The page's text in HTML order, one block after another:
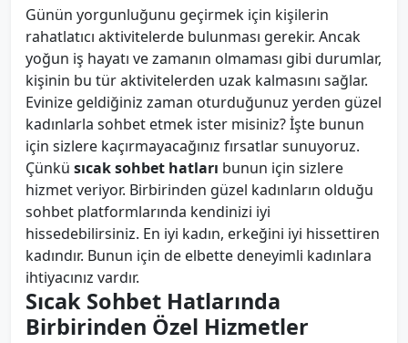
Günün yorgunluğunu geçirmek için kişilerin
rahatlatıcı aktivitelerde bulunması gerekir. Ancak
yoğun iş hayatı ve zamanın olmaması gibi durumlar,
kişinin bu tür aktivitelerden uzak kalmasını sağlar.
Evinize geldiğiniz zaman oturduğunuz yerden güzel
kadınlarla sohbet etmek ister misiniz? İşte bunun
için sizlere kaçırmayacağınız fırsatlar sunuyoruz.
Çünkü sıcak sohbet hatları bunun için sizlere
hizmet veriyor. Birbirinden güzel kadınların olduğu
sohbet platformlarında kendinizi iyi
hissedebilirsiniz. En iyi kadın, erkeğini iyi hissettiren
kadındır. Bunun için de elbette deneyimli kadınlara
ihtiyacınız vardır.
Sıcak Sohbet Hatlarında
Birbirinden Özel Hizmetler